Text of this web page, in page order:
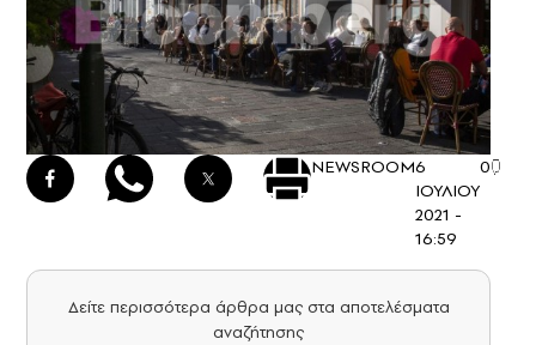
NEWSROOM6
ΙΟΥΛΙΟΥ
2021 -
16:59
0
Δείτε περισσότερα άρθρα μας στα αποτελέσματα
αναζήτησης